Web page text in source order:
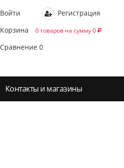
Войти
Регистрация
Корзина
0 товаров на сумму 0
Сравнение 0
Контакты и магазины